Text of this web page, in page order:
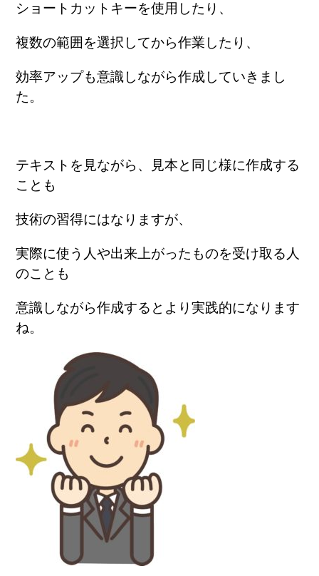
ショートカットキーを使用したり、
複数の範囲を選択してから作業したり、
効率アップも意識しながら作成していきまし
た。
テキストを見ながら、見本と同じ様に作成する
ことも
技術の習得にはなりますが、
実際に使う人や出来上がったものを受け取る人
のことも
意識しながら作成するとより実践的になります
ね。